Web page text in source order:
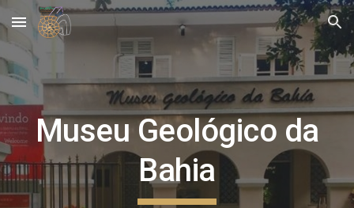
Skip to main content Skip to navigation
Museu Geológico da
Bahia